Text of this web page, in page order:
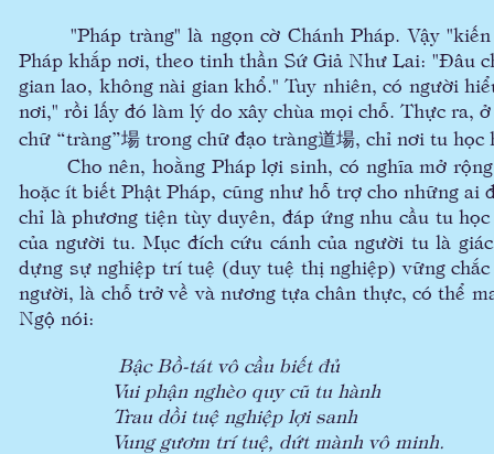
"Pháp tràng" là ngọn cờ Chánh Pháp. Vậy "kiến
Pháp khắp nơi, theo tinh thần Sứ Giả Như Lai: "Đâu
gian lao, không nài gian khổ." Tuy nhiên, có người
nơi," rồi lấy đó làm lý do xây chùa mọi chỗ. Thực ra,
chữ “tràng”場 trong chữ đạo tràng道場, chỉ nơi tu
Cho nên, hoằng Pháp lợi sinh, có nghĩa mở rộng
hoặc ít biết Phật Pháp, cũng như hỗ trợ cho những ai
chỉ là phương tiện tùy duyên, đáp ứng nhu cầu tu
của người tu. Mục đích cứu cánh của người tu là
dựng sự nghiệp trí tuệ (duy tuệ thị nghiệp) vững
người, là chỗ trở về và nương tựa chân thực, có thể
Ngộ nói:
Bậc Bồ-tát vô cầu biết đủ
Vui phận nghèo quy cũ tu hành
Trau dồi tuệ nghiệp lợi sanh
Vung gươm trí tuệ, dứt mành vô minh.